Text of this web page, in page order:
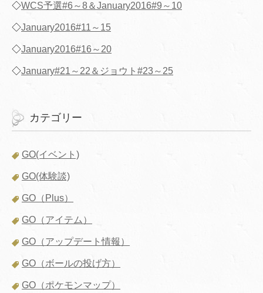
◇WCS予選#6～8＆January2016#9～10
◇January2016#11～15
◇January2016#16～20
◇January#21～22＆ジョウト#23～25
カテゴリー
GO(イベント)
GO(体験談)
GO（Plus）
GO（アイテム）
GO（アップデート情報）
GO（ボールの投げ方）
GO（ポケモンマップ）